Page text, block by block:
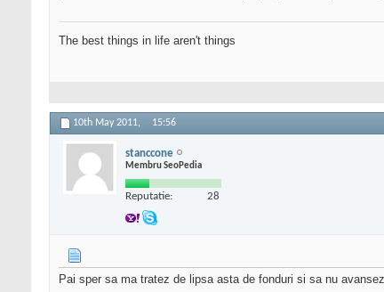
The best things in life aren't things
10th May 2011, 15:56
stanccone
Membru SeoPedia
Reputatie: 28
Pai sper sa ma tratez de lipsa asta de fonduri si sa nu